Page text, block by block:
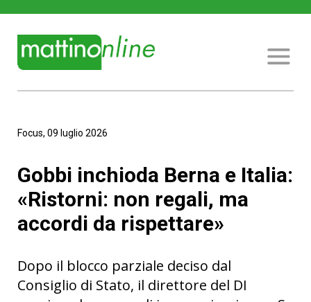
Focus, 09 luglio 2026
Gobbi inchioda Berna e Italia:
«Ristorni: non regali, ma
accordi da rispettare»
Dopo il blocco parziale deciso dal
Consiglio di Stato, il direttore del DI